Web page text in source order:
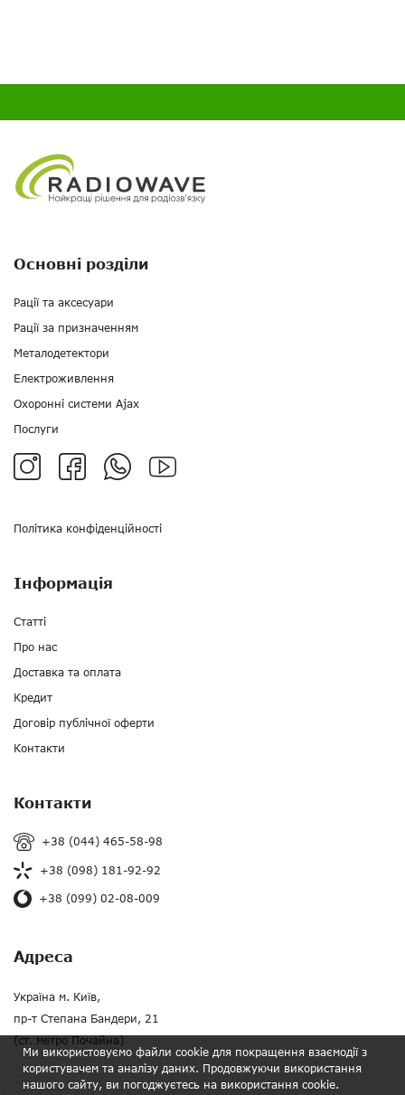
Політика конфіденційності
Основні розділи
Рації та аксесуари
Рації за призначенням
Металодетектори
Електроживлення
Охоронні системи Ajax
Послуги
Інформація
Статті
Про нас
Доставка та оплата
Кредит
Договір публічної оферти
Контакти
Контакти
+38 (044) 465-58-98
+38 (098) 181-92-92
+38 (099) 02-08-009
Адреса
Україна м. Київ,
пр-т Степана Бандери, 21
(ст. метро Почайна)
Ми використовуємо файли cookie для покращення взаємодії з
користувачем та аналізу даних. Продовжуючи використання
нашого сайту, ви погоджуєтесь на використання cookie.